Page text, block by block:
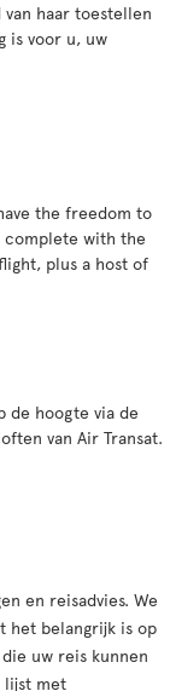
haar toestellen
is voor u, uw
the freedom to
with the
plus a host of
de hoogte via de
van Air Transat.
en reisadvies. We
het belangrijk is op
uw reis kunnen
lijst met